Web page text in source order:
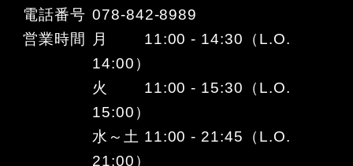
電話番号 078-842-8989
営業時間
月 11:00 - 14:30（L.O.
14:00）
火 11:00 - 15:30（L.O.
15:00）
水～土 11:00 - 21:45（L.O.
21:00）